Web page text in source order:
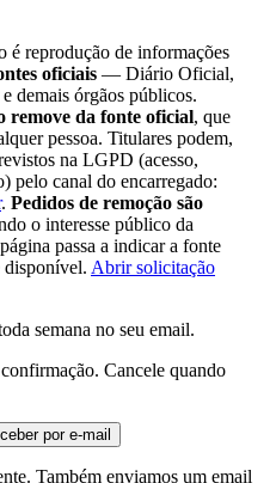
é reprodução de informações
oficiais — Diário Oficial,
demais órgãos públicos.
remove da fonte oficial, que
pessoa. Titulares podem,
na LGPD (acesso,
pelo canal do encarregado:
. Pedidos de remoção são
o interesse público da
passa a indicar a fonte
disponível. Abrir solicitação
semana no seu email.
Cancele quando
por e-mail
Também enviamos um email